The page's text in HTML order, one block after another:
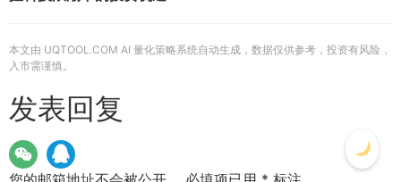
本文由 UQTOOL.COM AI 量化策略系统自动生成，数据仅供参考，投资有风险，
入市需谨慎。
发表回复